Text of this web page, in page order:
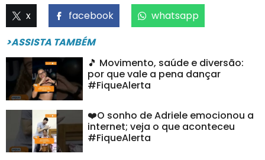
x facebook
whatsapp
>ASSISTA TAMBÉM
🎵 Movimento, saúde e diversão:
por que vale a pena dançar
#FiqueAlerta
❤️O sonho de Adriele emocionou a
internet; veja o que aconteceu
#FiqueAlerta